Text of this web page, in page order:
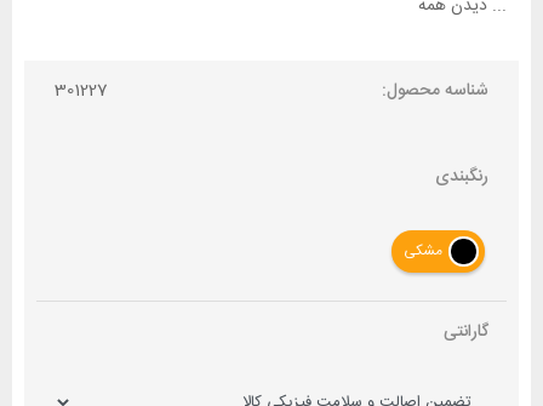
... دیدن همه
شناسه محصول: 301227
رنگبندی
مشکی
گارانتی